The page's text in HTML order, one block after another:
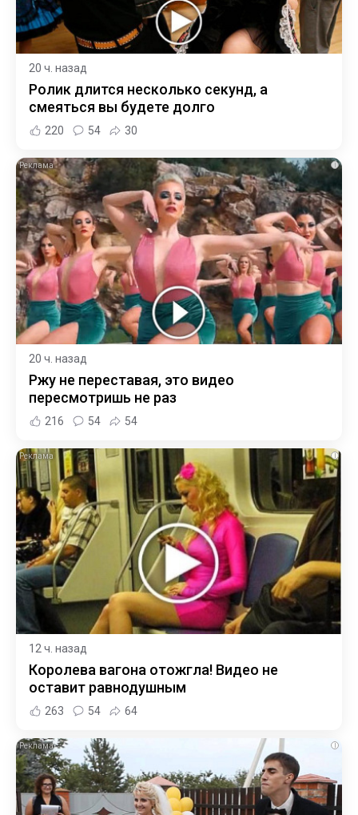
20 ч. назад
Ролик длится несколько секунд, а
смеяться вы будете долго
220 54 30
i
20 ч. назад
Ржу не переставая, это видео
пересмотришь не раз
216 54 54
i
12 ч. назад
Королева вагона отожгла! Видео не
оставит равнодушным
263 54 64
i